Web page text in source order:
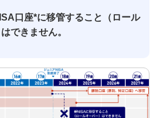
口座*に移管すること（ロール
できません。